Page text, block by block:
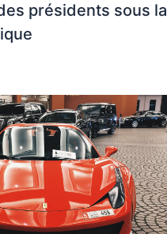
présidents sous la